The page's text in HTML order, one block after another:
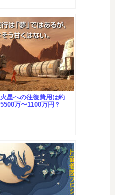
火星への往復費用は約
5500万〜1100万円？